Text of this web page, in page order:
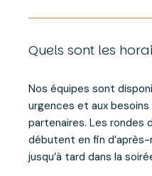
Quels sont les
Nos équipes sont
urgences et aux
partenaires. Les rondes
débutent en fin
jusqu’à tard dans la